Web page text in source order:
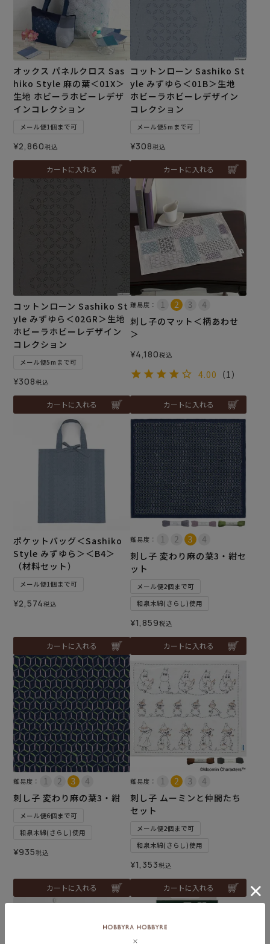
オックス パネルクロス Sas
hiko Style 麻の葉＜01X＞
生地 ホビーラホビーレデザ
インコレクション
メール便1個まで可
¥2,860税込
カートに入れる
コットンローン Sashiko St
yle みずゆら＜01B＞生地
ホビーラホビーレデザイン
コレクション
メール便5mまで可
¥308税込
カートに入れる
コットンローン Sashiko St
yle みずゆら＜02GR＞生地
ホビーラホビーレデザイン
コレクション
メール便5mまで可
¥308税込
カートに入れる
難易度：
刺し子のマット＜柄あわせ
＞
¥4,180税込
4.00 （1）
カートに入れる
ポケットバッグ＜Sashiko
Style みずゆら＞＜B4＞
（材料セット）
メール便1個まで可
¥2,574税込
カートに入れる
難易度：
刺し子 変わり麻の葉3・紺セ
ット
メール便2個まで可
和泉木綿(さらし)使用
¥1,859税込
カートに入れる
難易度：
刺し子 変わり麻の葉3・紺
メール便6個まで可
和泉木綿(さらし)使用
¥935税込
カートに入れる
難易度：
刺し子 ムーミンと仲間たち
セット
メール便2個まで可
和泉木綿(さらし)使用
¥1,353税込
カートに入れる